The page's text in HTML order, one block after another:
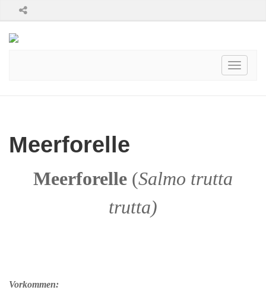
Toggle
Meerforelle
Meerforelle (Salmo trutta
trutta)
Vorkommen: